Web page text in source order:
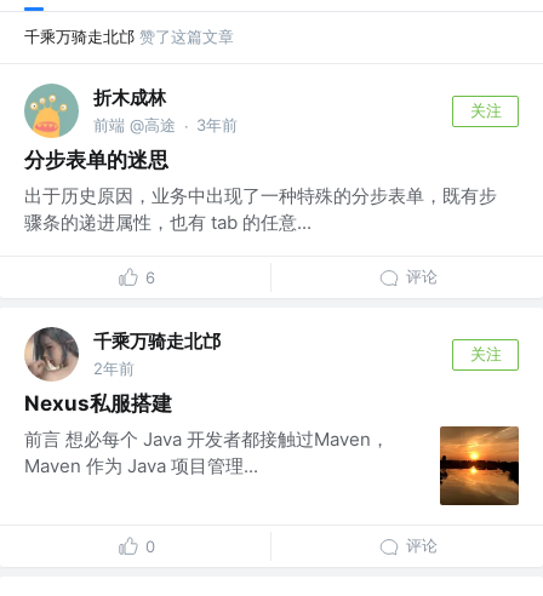
千乘万骑走北邙 赞了这篇文章
折木成林
前端 @高途 · 3年前
关注
分步表单的迷思
出于历史原因，业务中出现了一种特殊的分步表单，既有步
骤条的递进属性，也有 tab 的任意...
6 评论
千乘万骑走北邙
2年前
关注
Nexus私服搭建
前言 想必每个 Java 开发者都接触过Maven，
Maven 作为 Java 项目管理...
0 评论